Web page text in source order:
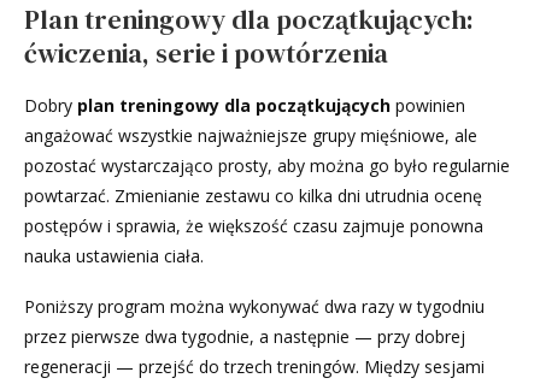
Plan treningowy dla początkujących:
ćwiczenia, serie i powtórzenia
Dobry plan treningowy dla początkujących powinien
angażować wszystkie najważniejsze grupy mięśniowe, ale
pozostać wystarczająco prosty, aby można go było regularnie
powtarzać. Zmienianie zestawu co kilka dni utrudnia ocenę
postępów i sprawia, że większość czasu zajmuje ponowna
nauka ustawienia ciała.
Poniższy program można wykonywać dwa razy w tygodniu
przez pierwsze dwa tygodnie, a następnie — przy dobrej
regeneracji — przejść do trzech treningów. Między sesjami